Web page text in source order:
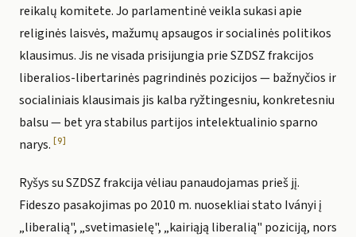
reikalų komitete. Jo parlamentinė veikla sukasi apie
religinės laisvės, mažumų apsaugos ir socialinės politikos
klausimus. Jis ne visada prisijungia prie SZDSZ frakcijos
liberalios-libertarinės pagrindinės pozicijos — bažnyčios ir
socialiniais klausimais jis kalba ryžtingesniu, konkretesniu
balsu — bet yra stabilus partijos intelektualinio sparno
narys. [9]
Ryšys su SZDSZ frakcija vėliau panaudojamas prieš jį.
Fideszo pasakojimas po 2010 m. nuosekliai stato Iványi į
„liberalią", „svetimasielę", „kairiąją liberalią" poziciją, nors